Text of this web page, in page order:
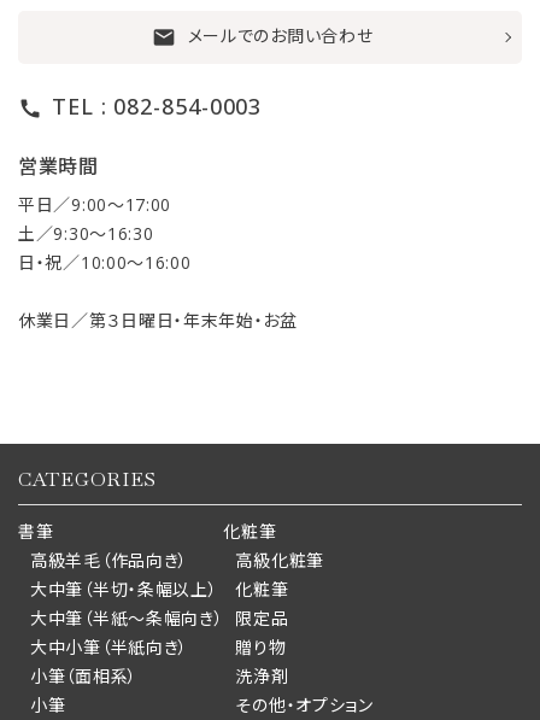
mail メールでのお問い合わせ
call TEL : 082-854-0003
営業時間
平日／9:00〜17:00
土／9:30〜16:30
日・祝／10:00〜16:00
休業日／第３日曜日・年末年始・お盆
CATEGORIES
書筆
高級羊毛（作品向き）
大中筆（半切・条幅以上）
大中筆（半紙～条幅向き）
大中小筆（半紙向き）
小筆（面相系）
小筆
化粧筆
高級化粧筆
化粧筆
限定品
贈り物
洗浄剤
その他・オプション